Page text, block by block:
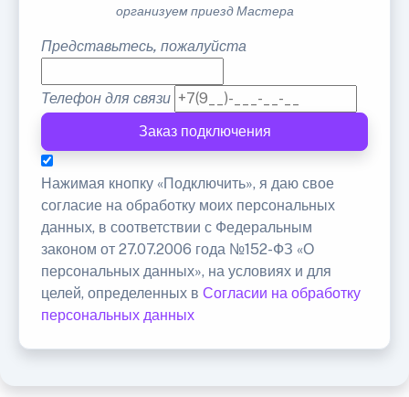
организуем приезд Мастера
Представьтесь, пожалуйста
Телефон для связи
Заказ подключения
Нажимая кнопку «Подключить», я даю свое
согласие на обработку моих персональных
данных, в соответствии с Федеральным
законом от 27.07.2006 года №152-ФЗ «О
персональных данных», на условиях и для
целей, определенных в Согласии на обработку
персональных данных